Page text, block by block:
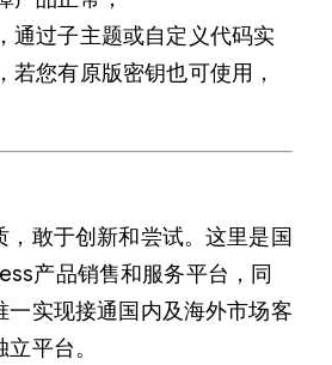
通过子主题或自定义代码实
若您有原版密钥也可使用，
，敢于创新和尝试。这里是国
产品销售和服务平台，同
一实现接通国内及海外市场客
平台。